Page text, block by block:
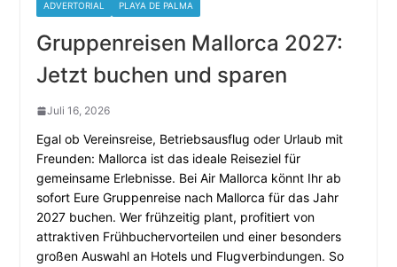
ADVERTORIAL PLAYA DE PALMA
Gruppenreisen Mallorca 2027:
Jetzt buchen und sparen
Juli 16, 2026
Egal ob Vereinsreise, Betriebsausflug oder Urlaub mit
Freunden: Mallorca ist das ideale Reiseziel für
gemeinsame Erlebnisse. Bei Air Mallorca könnt Ihr ab
sofort Eure Gruppenreise nach Mallorca für das Jahr
2027 buchen. Wer frühzeitig plant, profitiert von
attraktiven Frühbuchervorteilen und einer besonders
großen Auswahl an Hotels und Flugverbindungen. So